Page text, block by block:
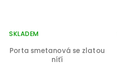
Porta smetanová se zlatou
níťí
SKLADEM